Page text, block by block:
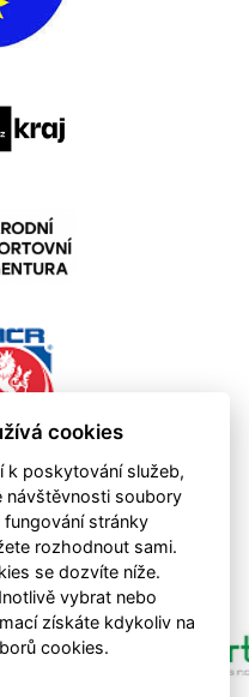
cookies
k poskytování služeb,
návštěvnosti soubory
stránky
rozhodnout sami.
se dozvíte níže.
vybrat nebo
získáte kdykoliv na
cookies.